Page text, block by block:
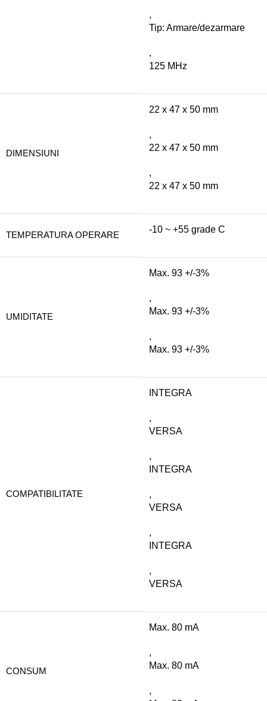
,
Tip: Armare/dezarmare
,
125 MHz
DIMENSIUNI
22 x 47 x 50 mm
,
22 x 47 x 50 mm
,
22 x 47 x 50 mm
TEMPERATURA OPERARE
-10 ~ +55 grade C
UMIDITATE
Max. 93 +/-3%
,
Max. 93 +/-3%
,
Max. 93 +/-3%
COMPATIBILITATE
INTEGRA
,
VERSA
,
INTEGRA
,
VERSA
,
INTEGRA
,
VERSA
CONSUM
Max. 80 mA
,
Max. 80 mA
,